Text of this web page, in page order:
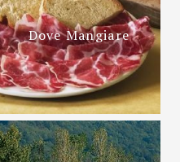
Dove Mangiare